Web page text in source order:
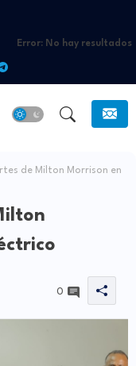
Error: No hay resultados
de Milton Morrison en
0